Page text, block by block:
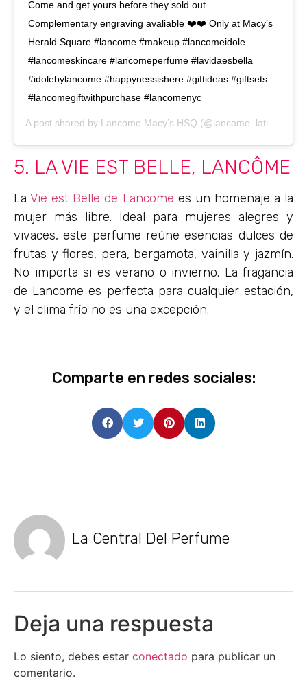
Come and get yours before they sold out.
Complementary engraving avaliable ❤️❤️ Only at Macy’s
Herald Square #lancome #makeup #lancomeidole
#lancomeskincare #lancomeperfume #lavidaesbella
#idolebylancome #happynessishere #giftideas #giftsets
#lancomegiftwithpurchase #lancomenyc
A post shared by Lancome Macy’s HSQ (@lancome_latina) on
5. LA VIE EST BELLE, LANCÔME
LaVie est Belle de Lancome es un homenaje a la
mujer más libre. Ideal para mujeres alegres y
vivaces, este perfume reúne esencias dulces de
frutas y flores, pera, bergamota, vainilla y jazmín.
No importa si es verano o invierno. La fragancia
de Lancome es perfecta para cualquier estación,
y el clima frío no es una excepción.
Comparte en redes sociales:
La Central Del Perfume
Deja una respuesta
Lo siento, debes estar conectado para publicar un
comentario.